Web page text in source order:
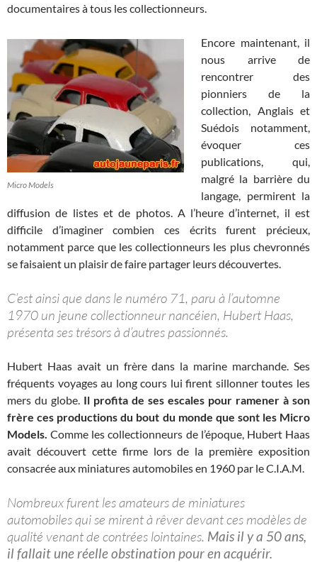
documentaires à tous les collectionneurs.
Micro Models
Encore maintenant, il
nous arrive de
rencontrer des
pionniers de la
collection, Anglais et
Suédois notamment,
évoquer ces
publications, qui,
malgré la barrière du
langage, permirent la
diffusion de listes et de photos. A l’heure d’internet, il est
difficile d’imaginer combien ces écrits furent précieux,
notamment parce que les collectionneurs les plus chevronnés
se faisaient un plaisir de faire partager leurs découvertes.
C’est ainsi que dans le numéro 71, paru à l’automne
1970 un jeune collectionneur nancéien, Hubert Haas,
présenta ses trésors à d’autres passionnés.
Hubert Haas avait un frère dans la marine marchande. Ses
fréquents voyages au long cours lui firent sillonner toutes les
mers du globe. Il profita de ses escales pour ramener à son
frère ces productions du bout du monde que sont les Micro
Models. Comme les collectionneurs de l’époque, Hubert Haas
avait découvert cette firme lors de la première exposition
consacrée aux miniatures automobiles en 1960 par le C.I.A.M.
Nombreux furent les amateurs de miniatures
automobiles qui se mirent à rêver devant ces modèles de
qualité venant de contrées lointaines. Mais il y a 50 ans,
il fallait une réelle obstination pour en acquérir.